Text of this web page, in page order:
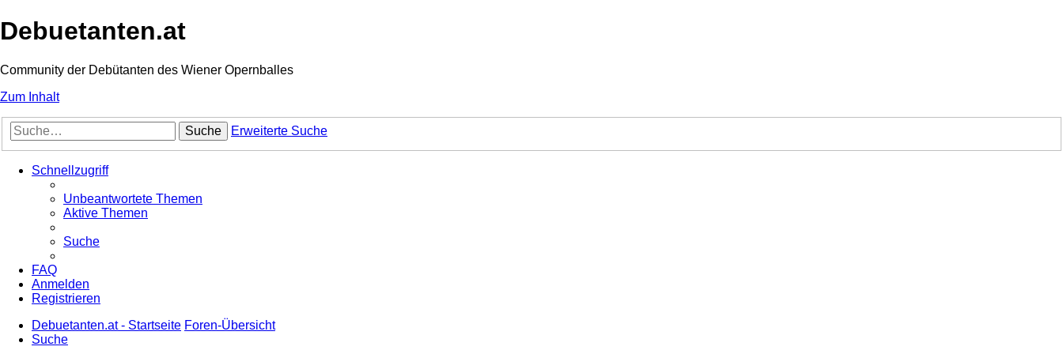
Debuetanten.at
Community der Debütanten des Wiener Opernballes
Zum Inhalt
Suche Erweiterte Suche
Schnellzugriff
Unbeantwortete Themen
Aktive Themen
Suche
FAQ
Anmelden
Registrieren
Debuetanten.at - Startseite Foren-Übersicht
Suche